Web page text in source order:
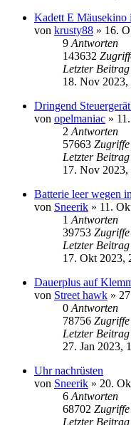
Kadett E Mäusekino
von krusty88 » 16.
9 Antworten
143632
Letzter Beitrag
18. Nov 2023,
Dringend
von opelmaniac »
2 Antworten
57663 Zugriffe
Letzter Beitrag
17. Nov 2023,
Batterie leer wegen
von Sneerik » 11.
1 Antworten
39753 Zugriffe
Letzter Beitrag
17. Okt 2023,
Dauerplus auf
von Street hawk »
0 Antworten
78756 Zugriffe
Letzter Beitrag
27. Jan 2023,
Uhr nachrüsten
von Sneerik » 20.
6 Antworten
68702 Zugriffe
Letzter Beitrag